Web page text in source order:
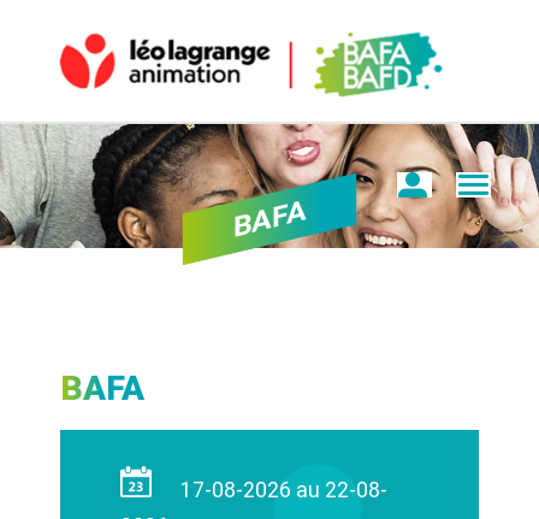
BAFA
BAFA
17-08-2026 au 22-08-